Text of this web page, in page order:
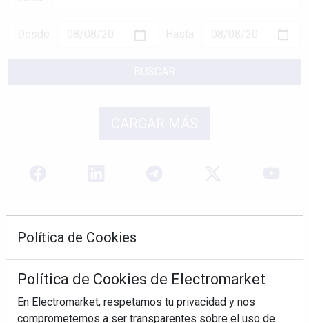
Política de Cookies
Política de Cookies de Electromarket
En Electromarket, respetamos tu privacidad y nos
comprometemos a ser transparentes sobre el uso de